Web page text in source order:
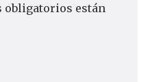
obligatorios están